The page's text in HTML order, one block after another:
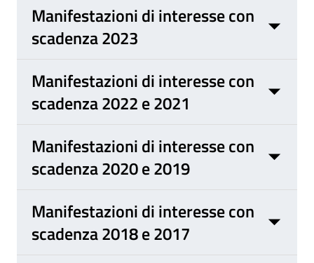
Manifestazioni di interesse con
scadenza 2023
Manifestazioni di interesse con
scadenza 2022 e 2021
Manifestazioni di interesse con
scadenza 2020 e 2019
Manifestazioni di interesse con
scadenza 2018 e 2017